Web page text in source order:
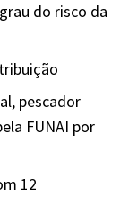
do risco da
pescador
FUNAI por
12